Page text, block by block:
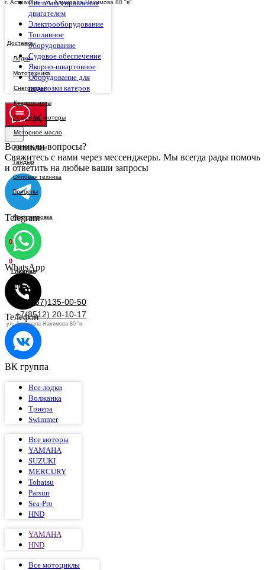
г. Астрахань, ул. Адмирала Нахимова 80 "в"
Доставка
0
0
Главная
Сервис
+7(937)135-00-50
+7(8512) 20-10-17
ул. Адмирала Нахимова 80 "в
Системы управления
двигателем
Электрооборудование
Топливное
оборудование
Судовое обеспечение
Якорно-швартовное
Оборудование для
перевозки катеров
Возникли вопросы?
Свяжитесь с нами через мессенджеры. Мы всегда рады помочь
и ответить на любые ваши запросы
Telegram
WhatsApp
Телефон
ВК группа
Все лодки
Волжанка
Триера
Swimmer
Все моторы
YAMAHA
SUZUKI
MERCURY
Tohatsu
Parsun
Sea-Pro
HND
YAMAHA
HND
Все мотоциклы